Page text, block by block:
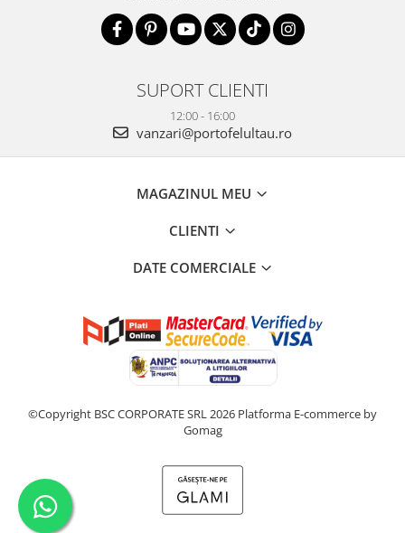
SUPORT CLIENTI
12:00 - 16:00
vanzari@portofelultau.ro
MAGAZINUL MEU
CLIENTI
DATE COMERCIALE
©Copyright BSC CORPORATE SRL 2026 Platforma E-commerce by
Gomag